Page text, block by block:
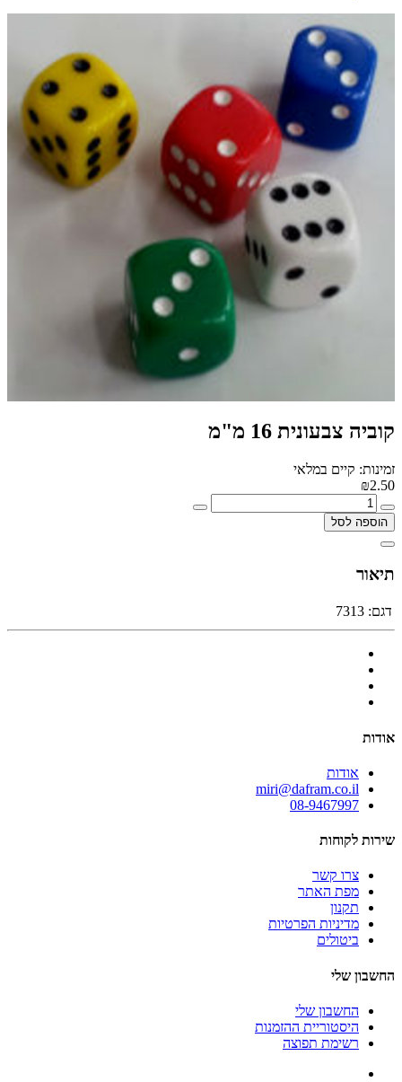
קוביה צבעונית 16 מ"מ
זמינות: קיים במלאי
₪2.50
הוספה לסל
תיאור
דגם: 7313
אודות
אודות
miri@dafram.co.il
08-9467997
שירות לקוחות
צרו קשר
מפת האתר
תקנון
מדיניות הפרטיות
ביטולים
החשבון שלי
החשבון שלי
היסטוריית ההזמנות
רשימת תפוצה